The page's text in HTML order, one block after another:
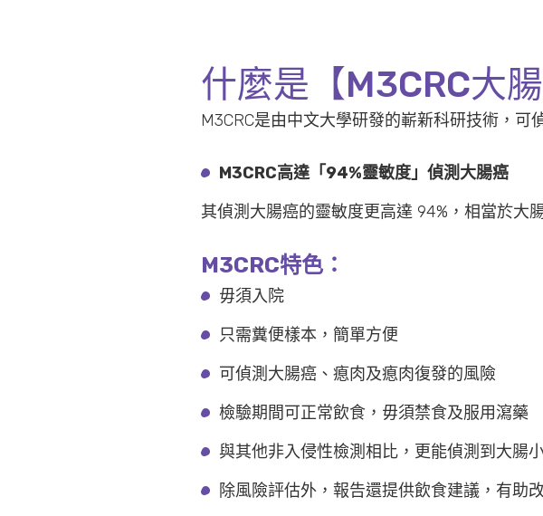
什麼是【M3CRC大
M3CRC是由中文大學研發的嶄新科研技術，
M3CRC高達「94%靈敏度」偵測大腸癌
其偵測大腸癌的靈敏度更高達 94%，相當於大
M3CRC特色：
毋須入院
只需糞便樣本，簡單方便
可偵測大腸癌、瘜肉及瘜肉復發的風險
檢驗期間可正常飲食，毋須禁食及服用瀉藥
與其他非入侵性檢測相比，更能偵測到大腸
除風險評估外，報告還提供飲食建議，有助